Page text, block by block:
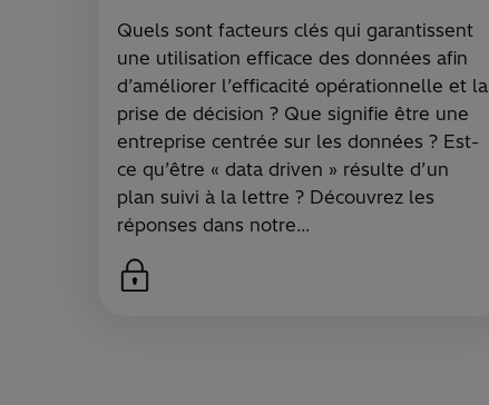
Quels sont facteurs clés qui garantissent
une utilisation efficace des données afin
d’améliorer l’efficacité opérationnelle et la
prise de décision ? Que signifie être une
entreprise centrée sur les données ? Est-
ce qu’être « data driven » résulte d’un
plan suivi à la lettre ? Découvrez les
réponses dans notre…